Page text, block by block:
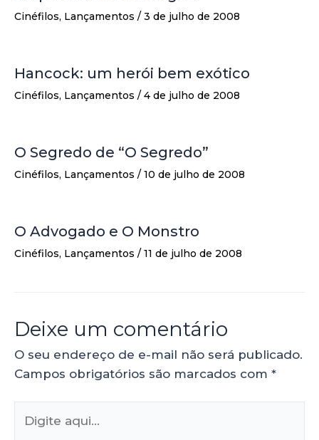
Cinéfilos, Lançamentos / 3 de julho de 2008
Hancock: um herói bem exótico
Cinéfilos, Lançamentos / 4 de julho de 2008
O Segredo de “O Segredo”
Cinéfilos, Lançamentos / 10 de julho de 2008
O Advogado e O Monstro
Cinéfilos, Lançamentos / 11 de julho de 2008
Deixe um comentário
O seu endereço de e-mail não será publicado.
Campos obrigatórios são marcados com *